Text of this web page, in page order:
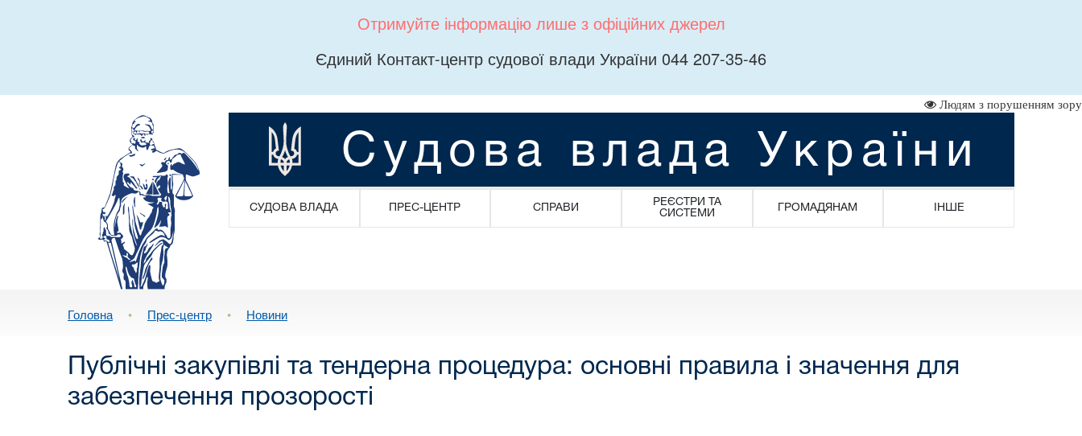
Отримуйте інформацію лише з офіційних джерел
Єдиний Контакт-центр судової влади України 044 207-35-46
Людям з порушенням зору
Судова влада України
СУДОВА ВЛАДА ПРЕС-ЦЕНТР СПРАВИ
РЕЄСТРИ ТА
СИСТЕМИ
ГРОМАДЯНАМ ІНШЕ
Головна • Прес-центр • Новини
Публічні закупівлі та тендерна процедура: основні правила і значення для
забезпечення прозорості